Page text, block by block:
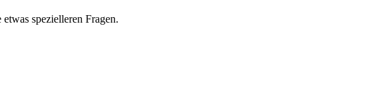
spezielleren Fragen.